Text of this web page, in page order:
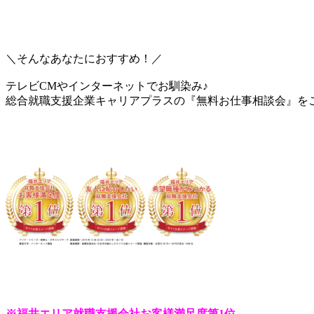
＼そんなあなたにおすすめ！／
テレビCMやインターネットでお馴染み♪
総合就職支援企業キャリアプラスの『無料お仕事相談会』を